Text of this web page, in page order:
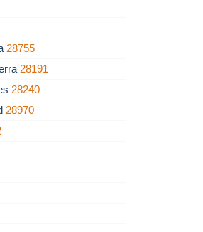
28755
28191
28240
28970